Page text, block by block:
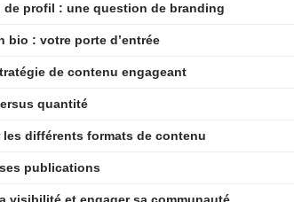
de profil : une question de branding
bio : votre porte d’entrée
de contenu engageant
quantité
les différents formats de contenu
publications